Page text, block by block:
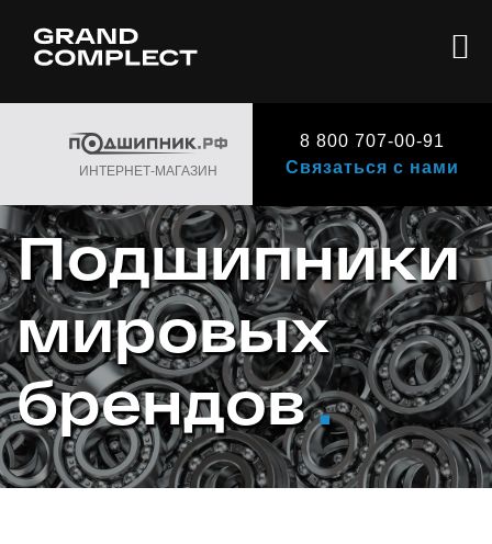
ИНТЕРНЕТ-МАГАЗИН
8 800 707-00-91
Связаться с нами
Подшипники
мировых
брендов.